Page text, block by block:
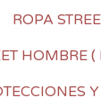
ROPA
HOMBRE